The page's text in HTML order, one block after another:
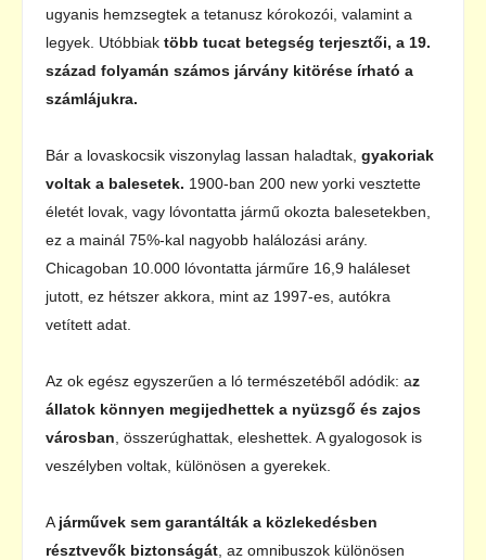
ugyanis hemzsegtek a tetanusz kórokozói, valamint a
legyek. Utóbbiak több tucat betegség terjesztői, a 19.
század folyamán számos járvány kitörése írható a
számlájukra.
Bár a lovaskocsik viszonylag lassan haladtak, gyakoriak
voltak a balesetek. 1900-ban 200 new yorki vesztette
életét lovak, vagy lóvontatta jármű okozta balesetekben,
ez a mainál 75%-kal nagyobb halálozási arány.
Chicagoban 10.000 lóvontatta járműre 16,9 haláleset
jutott, ez hétszer akkora, mint az 1997-es, autókra
vetített adat.
Az ok egész egyszerűen a ló természetéből adódik: az
állatok könnyen megijedhettek a nyüzsgő és zajos
városban , összerúghattak, eleshettek. A gyalogosok is
veszélyben voltak, különösen a gyerekek.
A járművek sem garantálták a közlekedésben
résztvevők biztonságát , az omnibuszok különösen